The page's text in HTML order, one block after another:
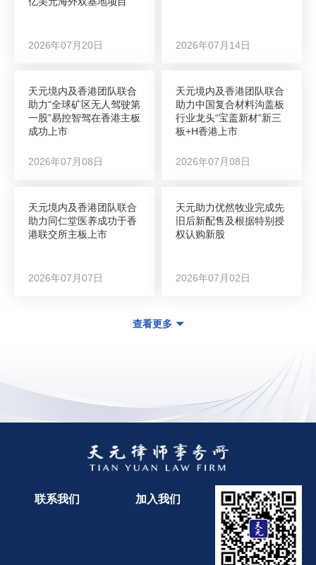
2026年07月20日 2026年07月14日
天元境内及香港团队联合
助力“全球矿区无人驾驶第
一股”易控智驾在香港主板
成功上市
2026年07月08日
天元境内及香港团队联合
助力中国复合材料沟盖板
行业龙头“宝盖新材”新三
板+H香港上市
2026年07月08日
天元境内及香港团队联合
助力同仁堂医养成功于香
港联交所主板上市
2026年07月07日
天元助力优然牧业完成先
旧后新配售及根据特别授
权认购新股
2026年07月02日
查看更多
联系我们 加入我们